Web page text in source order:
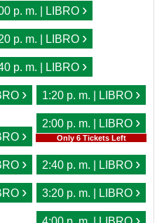
p. m. | LIBRO ›
p. m. | LIBRO ›
p. m. | LIBRO ›
› 1:20 p. m. | LIBRO ›
›
2:00 p. m. | LIBRO ›
Only 6 Tickets Left
› 2:40 p. m. | LIBRO ›
› 3:20 p. m. | LIBRO ›